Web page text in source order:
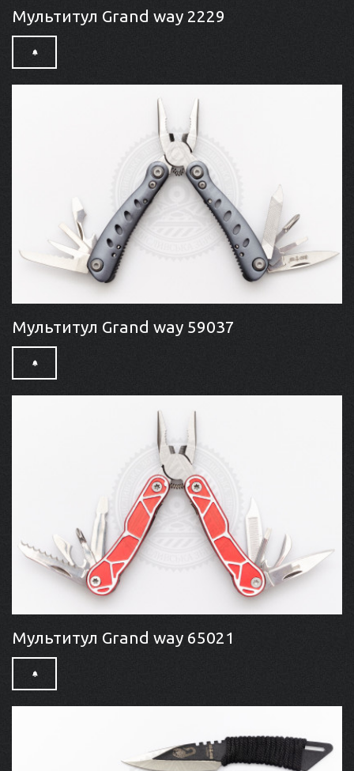
Мультитул Grand way 2229
Мультитул Grand way 59037
Мультитул Grand way 65021